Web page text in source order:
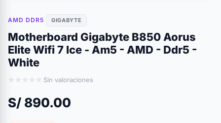
AMD DDR5 GIGABYTE
Motherboard Gigabyte B850 Aorus
Elite Wifi 7 Ice - Am5 - AMD - Ddr5 -
White
Sin valoraciones
S/ 890.00